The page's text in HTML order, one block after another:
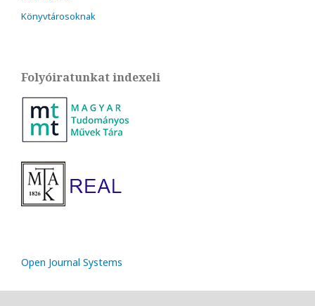
Könyvtárosoknak
Folyóiratunkat indexeli
Open Journal Systems